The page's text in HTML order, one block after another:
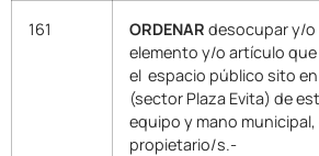
161 ORDENAR desocupar y/
elemento y/o artículo
el espacio público sito
(sector Plaza Evita) de
equipo y mano
propietario/s.-